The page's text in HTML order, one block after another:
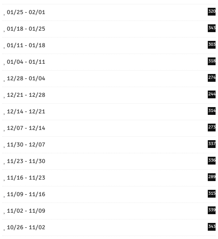
01/25 - 02/01 320
01/18 - 01/25 343
01/11 - 01/18 303
01/04 - 01/11 318
12/28 - 01/04 274
12/21 - 12/28 244
12/14 - 12/21 314
12/07 - 12/14 273
11/30 - 12/07 337
11/23 - 11/30 336
11/16 - 11/23 289
11/09 - 11/16 315
11/02 - 11/09 339
10/26 - 11/02 343